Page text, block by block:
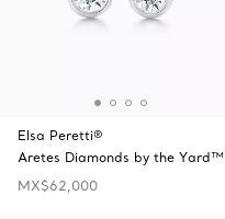
Elsa Peretti®
Aretes Diamonds by the Yard™
MX$62,000